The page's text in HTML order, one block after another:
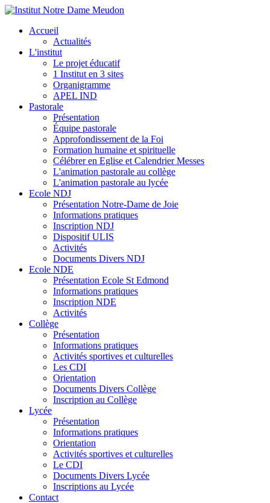
Accueil
Actualités
L'institut
Le projet éducatif
1 Institut en 3 sites
Organigramme
APEL IND
Pastorale
Présentation
Équipe pastorale
Approfondissement de la Foi
Formation humaine et spirituelle
Célébrer en Eglise et Calendrier Messes
L'animation pastorale au collège
L'animation pastorale au lycée
Ecole NDJ
Présentation Notre-Dame de Joie
Informations pratiques
Inscription NDJ
Dispositif ULIS
Activités
Documents Divers NDJ
Ecole NDE
Présentation Ecole St Edmond
Informations pratiques
Inscription NDE
Activités
Collège
Présentation
Informations pratiques
Activités sportives et culturelles
Les CDI
Orientation
Documents Divers Collège
Inscription au Collège
Lycée
Présentation
Informations pratiques
Orientation
Activités sportives et culturelles
Le CDI
Documents Divers Lycée
Inscriptions au Lycée
Contact